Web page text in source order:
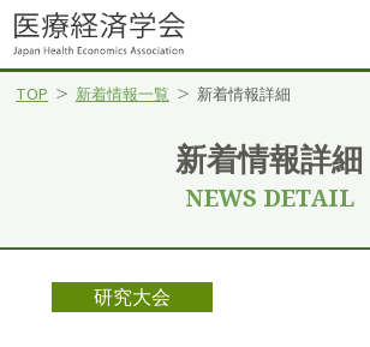
新着情報詳細
NEWS DETAIL
TOP 新着情報一覧 新着情報詳細
研究大会